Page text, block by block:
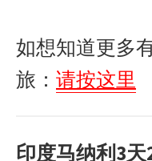
如想知道更多
旅： 请按这里
印度马纳利3天